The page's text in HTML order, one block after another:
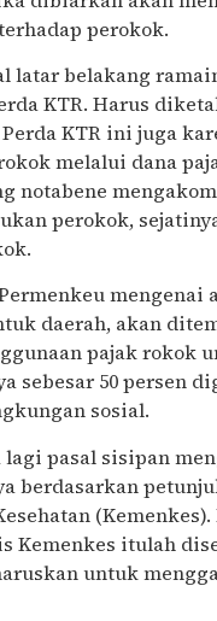
perokok.
latar belakang
KTR. Harus
KTR ini juga
melalui dana
notabene
perokok,
mengenai
daerah, akan
pajak rokok
sebesar 50 persen
sosial.
lagi pasal sisipan
berdasarkan
Kemenkes itulah
untuk